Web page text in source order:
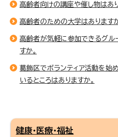
高齢者向けの講座や催し物はあ
高齢者のための大学はありますか
高齢者が気軽に参加できるグル
すか。
葛飾区でボランティア活動を始
いるところはありますか。
健康・医療・福祉